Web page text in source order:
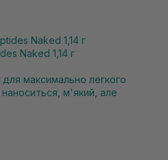
Naked 1,14 г
для максимально легкого
м'який, але